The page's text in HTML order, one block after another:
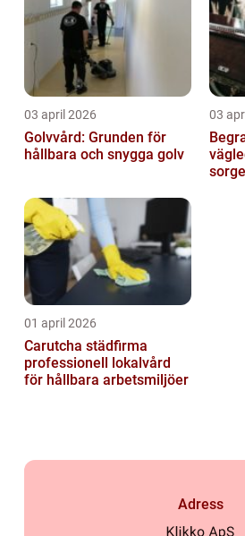
03 april 2026
Golvvård: Grunden för
hållbara och snygga golv
03
01 april 2026
Carutcha städfirma
professionell lokalvård
för hållbara arbetsmiljöer
Adress